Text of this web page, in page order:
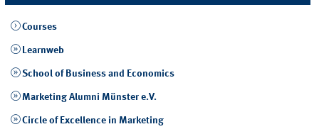
Courses
Learnweb
School of Business and Economics
Marketing Alumni Münster e.V.
Circle of Excellence in Marketing